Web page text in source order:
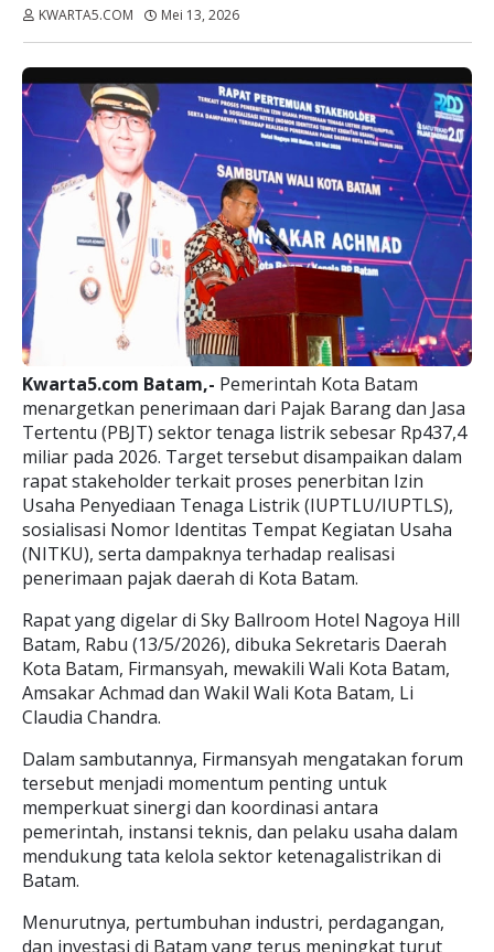
KWARTA5.COM Mei 13, 2026
Kwarta5.com Batam,- Pemerintah Kota Batam
menargetkan penerimaan dari Pajak Barang dan Jasa
Tertentu (PBJT) sektor tenaga listrik sebesar Rp437,4
miliar pada 2026. Target tersebut disampaikan dalam
rapat stakeholder terkait proses penerbitan Izin
Usaha Penyediaan Tenaga Listrik (IUPTLU/IUPTLS),
sosialisasi Nomor Identitas Tempat Kegiatan Usaha
(NITKU), serta dampaknya terhadap realisasi
penerimaan pajak daerah di Kota Batam.
Rapat yang digelar di Sky Ballroom Hotel Nagoya Hill
Batam, Rabu (13/5/2026), dibuka Sekretaris Daerah
Kota Batam, Firmansyah, mewakili Wali Kota Batam,
Amsakar Achmad dan Wakil Wali Kota Batam, Li
Claudia Chandra.
Dalam sambutannya, Firmansyah mengatakan forum
tersebut menjadi momentum penting untuk
memperkuat sinergi dan koordinasi antara
pemerintah, instansi teknis, dan pelaku usaha dalam
mendukung tata kelola sektor ketenagalistrikan di
Batam.
Menurutnya, pertumbuhan industri, perdagangan,
dan investasi di Batam yang terus meningkat turut